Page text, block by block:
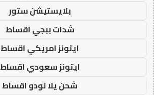
بلايستيشن ستور
شدات ببجي اقساط
ايتونز امريكي اقساط
ايتونز سعودي اقساط
شحن يلا لودو اقساط